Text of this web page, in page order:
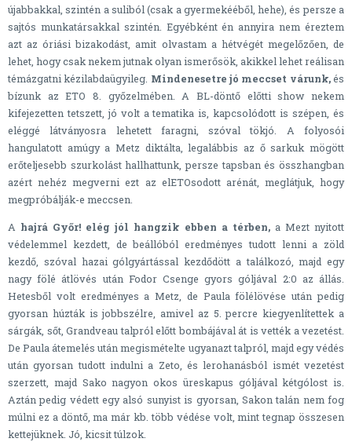
újabbakkal, szintén a suliból (csak a gyermekééből, hehe), és persze a
sajtós munkatársakkal szintén. Egyébként én annyira nem éreztem
azt az óriási bizakodást, amit olvastam a hétvégét megelőzően, de
lehet, hogy csak nekem jutnak olyan ismerősök, akikkel lehet reálisan
témázgatni kézilabdaügyileg. Mindenesetre jó meccset várunk,és
bízunk az ETO 8. győzelmében. A BL-döntő előtti show nekem
kifejezetten tetszett, jó volt a tematika is, kapcsolódott is szépen, és
eléggé látványosra lehetett faragni, szóval tökjó. A folyosói
hangulatott amúgy a Metz diktálta, legalábbis az ő sarkuk mögött
erőteljesebb szurkolást hallhattunk, persze tapsban és összhangban
azért nehéz megverni ezt az elETOsodott arénát, meglátjuk, hogy
megpróbálják-e meccsen.
A hajrá Győr! elég jól hangzik ebben a térben,a Mezt nyitott
védelemmel kezdett, de beállóból eredményes tudott lenni a zöld
kezdő, szóval hazai gólgyártással kezdődött a találkozó, majd egy
nagy fölé átlövés után Fodor Csenge gyors góljával 2:0 az állás.
Hetesből volt eredményes a Metz, de Paula fölélövése után pedig
gyorsan húzták is jobbszélre, amivel az 5. percre kiegyenlítettek a
sárgák, sőt, Grandveau talpról előtt bombájával át is vették a vezetést.
De Paula átemelés után megismételte ugyanazt talpról, majd egy védés
után gyorsan tudott indulni a Zeto, és lerohanásból ismét vezetést
szerzett, majd Sako nagyon okos üreskapus góljával kétgólost is.
Aztán pedig védett egy alsó sunyist is gyorsan, Sakon talán nem fog
múlni ez a döntő, ma már kb. több védése volt, mint tegnap összesen
kettejüknek. Jó, kicsit túlzok.